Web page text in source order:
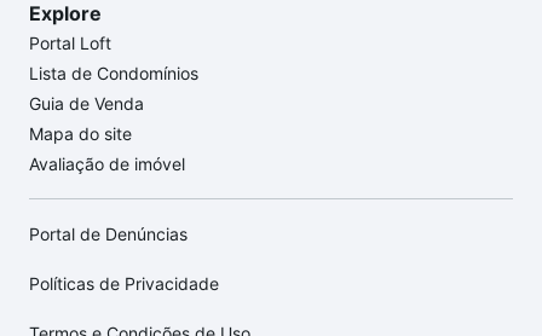
Explore
Portal Loft
Lista de Condomínios
Guia de Venda
Mapa do site
Avaliação de imóvel
Portal de Denúncias
Políticas de Privacidade